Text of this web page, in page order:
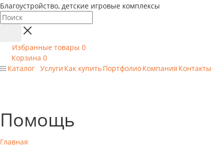
Благоустройство, детские игровые комплексы
Избранные товары 0
Корзина 0
Каталог Услуги Как купитьПортфолиоКомпания Контакты
Помощь
Главная